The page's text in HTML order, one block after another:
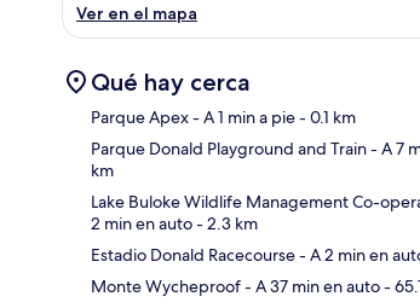
Ver en el mapa
Qué hay cerca
Parque Apex- A 1 min a pie- 0.1 km
Parque Donald Playground and Train- A 7
km
Lake Buloke Wildlife Management Co-
2 min en auto- 2.3 km
Estadio Donald Racecourse- A 2 min en
Monte Wycheproof- A 37 min en auto-